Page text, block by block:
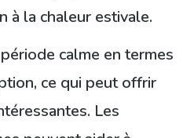
à la chaleur estivale.
calme en termes
ce qui peut offrir
Les